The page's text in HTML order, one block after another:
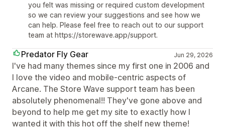
you felt was missing or required custom development
so we can review your suggestions and see how we
can help. Please feel free to reach out to our support
team at https://storewave.app/support.
Predator Fly Gear Jun 29, 2026
I've had many themes since my first one in 2006 and
I love the video and mobile-centric aspects of
Arcane. The Store Wave support team has been
absolutely phenomenal!! They've gone above and
beyond to help me get my site to exactly how I
wanted it with this hot off the shelf new theme!